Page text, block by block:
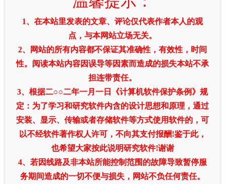
1、在本站里发表的文章、评论仅代表作者本人的观
点，与本网站立场无关。
2、网站的所有内容都不保证其准确性，有效性，时间
性。阅读本站内容因误导等因素而造成的损失本站不承
担连带责任。
3、根据二○○二年一月一日《计算机软件保护条例》规
定：为了学习和研究软件内含的设计思想和原理，通过
安装、显示、传输或者存储软件等方式使用软件的，可
以不经软件著作权人许可，不向其支付报酬!鉴于此，
也希望大家按此说明研究软件!谢谢
4、若因线路及非本站所能控制范围的故障导致暂停服
务期间造成的一切不便与损失，网站不负任何责任。